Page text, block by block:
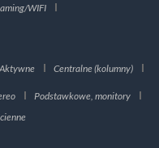
WIFI
Aktywne Centralne (kolumny)
Podstawkowe, monitory